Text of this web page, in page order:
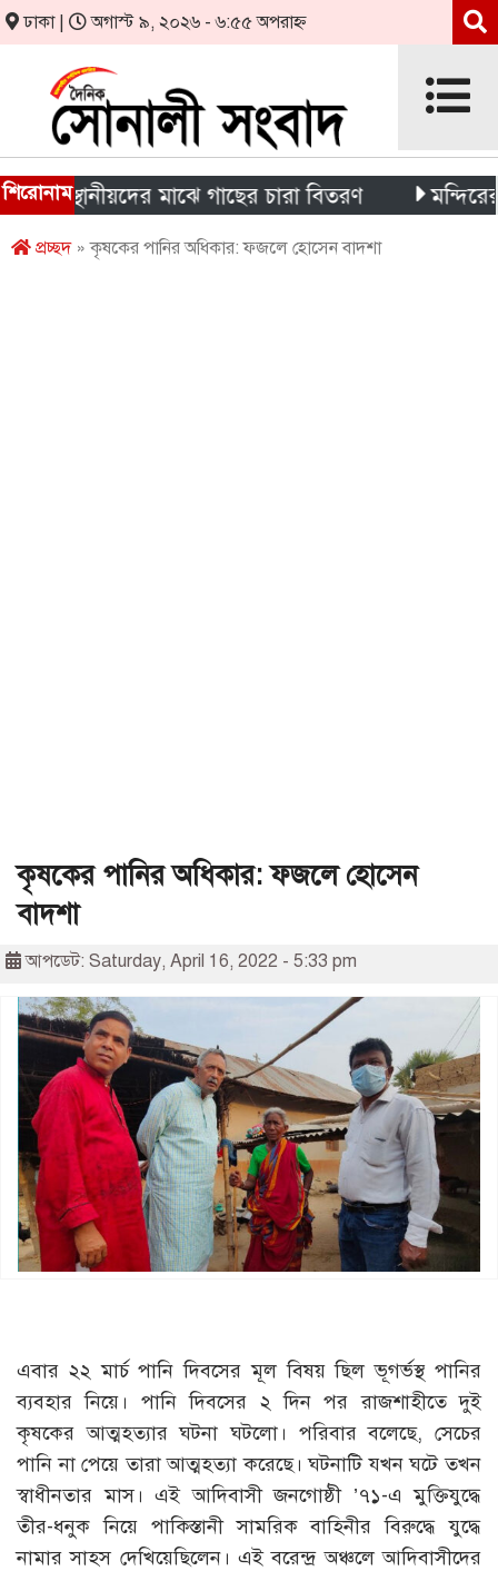
ঢাকা | অগাস্ট ৯, ২০২৬ - ৬:৫৫ অপরাহ্ন
শিরোনাম মাঝে গাছের চারা বিতরণ মন্দিরের নিজস্ব
প্রচ্ছদ» কৃষকের পানির অধিকার: ফজলে হোসেন বাদশা
কৃষকের পানির অধিকার: ফজলে হোসেন
বাদশা
আপডেট: Saturday, April 16, 2022 - 5:33 pm
এবার ২২ মার্চ পানি দিবসের মূল বিষয় ছিল ভূগর্ভস্থ পানির
ব্যবহার নিয়ে। পানি দিবসের ২ দিন পর রাজশাহীতে দুই
কৃষকের আত্মহত্যার ঘটনা ঘটলো। পরিবার বলেছে, সেচের
পানি না পেয়ে তারা আত্মহত্যা করেছে। ঘটনাটি যখন ঘটে তখন
স্বাধীনতার মাস। এই আদিবাসী জনগোষ্ঠী ’৭১-এ মুক্তিযুদ্ধে
তীর-ধনুক নিয়ে পাকিস্তানী সামরিক বাহিনীর বিরুদ্ধে যুদ্ধে
নামার সাহস দেখিয়েছিলেন। এই বরেন্দ্র অঞ্চলে আদিবাসীদের